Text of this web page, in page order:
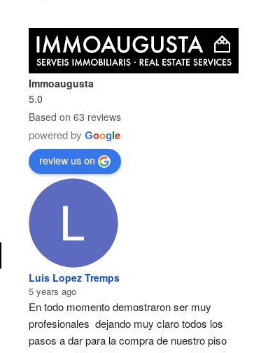
Immoaugusta
5.0
Based on 63 reviews
powered by Google
review us on
Luis Lopez Tremps
5 years ago
En todo momento demostraron ser muy
profesionales  dejando muy claro todos los
pasos a dar para la compra de nuestro piso